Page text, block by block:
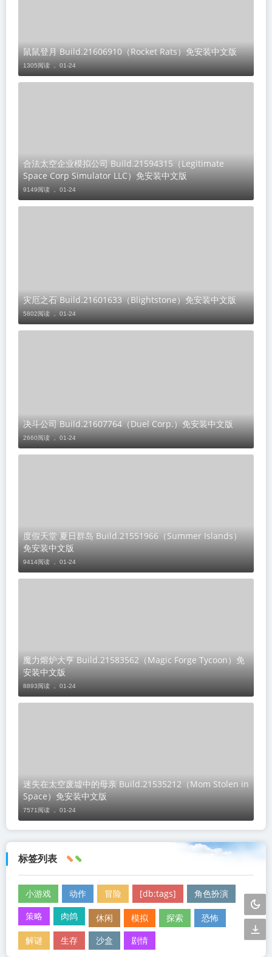
鼠鼠登月 Build.21606910（Rocket Rats）免安装中文版
1305阅读 ， 01-24
合法太空企业模拟公司 Build.21594315（Legitimate
Space Corp Simulator LLC）免安装中文版
9149阅读 ， 01-24
灾厄之石 Build.21601633（Blightstone）免安装中文版
5802阅读 ， 01-24
决斗公司 Build.21607764（Duel Corp.）免安装中文版
2660阅读 ， 01-24
度假天堂 夏日群岛 Build.21551966（Summer Islands）
免安装中文版
9414阅读 ， 01-24
魔力熔炉大亨 Build.21583562（Magic Forge Tycoon）免
安装中文版
8893阅读 ， 01-24
迷失在太空废墟中的母亲 Build.21535212（Mom Stolen in
Space）免安装中文版
7571阅读 ， 01-24
标签列表
小游戏 动作 冒险 [db:tags]
角色扮演
策略
肉鸽 休闲 模拟 探索
恐怖
解谜
生存 沙盒 剧情